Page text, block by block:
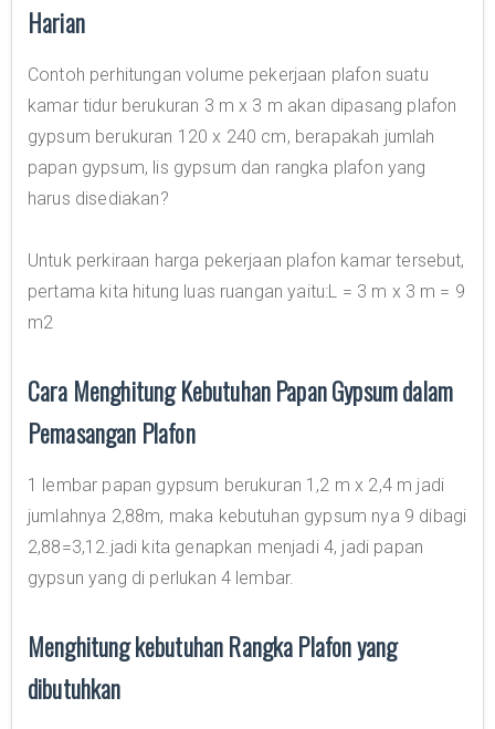
Harian
Contoh perhitungan volume pekerjaan plafon suatu
kamar tidur berukuran 3 m x 3 m akan dipasang plafon
gypsum berukuran 120 x 240 cm, berapakah jumlah
papan gypsum, lis gypsum dan rangka plafon yang
harus disediakan?
Untuk perkiraan harga pekerjaan plafon kamar tersebut,
pertama kita hitung luas ruangan yaitu:L = 3 m x 3 m = 9
m2
Cara Menghitung Kebutuhan Papan Gypsum dalam
Pemasangan Plafon
1 lembar papan gypsum berukuran 1,2 m x 2,4 m jadi
jumlahnya 2,88m, maka kebutuhan gypsum nya 9 dibagi
2,88=3,12.jadi kita genapkan menjadi 4, jadi papan
gypsun yang di perlukan 4 lembar.
Menghitung kebutuhan Rangka Plafon yang
dibutuhkan